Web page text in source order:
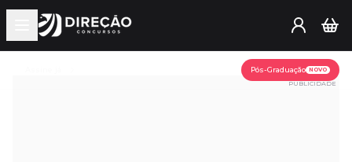
Open main menu
Pós-Graduação NOVO
PUBLICIDADE